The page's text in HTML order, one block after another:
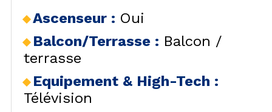
Ascenseur : Oui
Balcon/Terrasse : Balcon /
terrasse
Equipement & High-Tech :
Télévision